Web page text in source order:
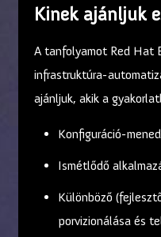
Kinek ajánljuk
A tanfolyamot Red Hat
infrastruktúra-
ajánljuk, akik a
Konfiguráció-
Ismétlődő
Különböző
porvizionálása és